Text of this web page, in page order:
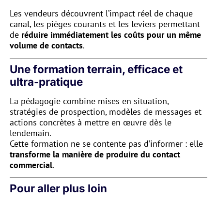
Les vendeurs découvrent l’impact réel de chaque
canal, les pièges courants et les leviers permettant
de réduire immédiatement les coûts pour un même
volume de contacts.
Une formation terrain, efficace et
ultra-pratique
La pédagogie combine mises en situation,
stratégies de prospection, modèles de messages et
actions concrètes à mettre en œuvre dès le
lendemain.
Cette formation ne se contente pas d’informer : elle
transforme la manière de produire du contact
commercial.
Pour aller plus loin